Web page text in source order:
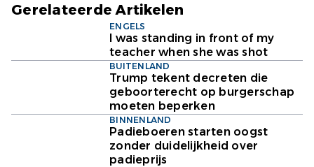
Gerelateerde Artikelen
ENGELS
I was standing in front of my
teacher when she was shot
BUITENLAND
Trump tekent decreten die
geboorterecht op burgerschap
moeten beperken
BINNENLAND
Padieboeren starten oogst
zonder duidelijkheid over
padieprijs